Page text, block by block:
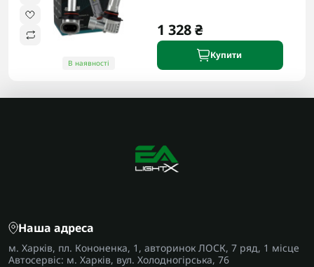
В наявності
1 328 ₴
Купити
Наша адреса
м. Харків, пл. Кононенка, 1, авторинок ЛОСК, 7 ряд, 1 місце
Автосервіс: м. Харків, вул. Холодногірська, 76